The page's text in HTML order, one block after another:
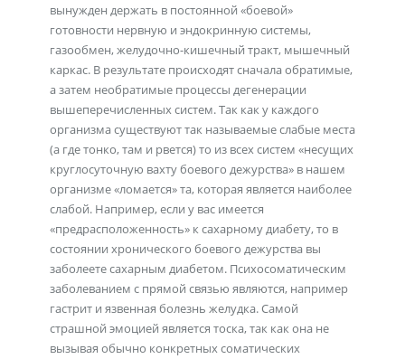
вынужден держать в постоянной «боевой»
готовности нервную и эндокринную системы,
газообмен, желудочно-кишечный тракт, мышечный
каркас. В результате происходят сначала обратимые,
а затем необратимые процессы дегенерации
вышеперечисленных систем. Так как у каждого
организма существуют так называемые слабые места
(а где тонко, там и рвется) то из всех систем «несущих
круглосуточную вахту боевого дежурства» в нашем
организме «ломается» та, которая является наиболее
слабой. Например, если у вас имеется
«предрасположенность» к сахарному диабету, то в
состоянии хронического боевого дежурства вы
заболеете сахарным диабетом. Психосоматическим
заболеванием с прямой связью являются, например
гастрит и язвенная болезнь желудка. Самой
страшной эмоцией является тоска, так как она не
вызывая обычно конкретных соматических